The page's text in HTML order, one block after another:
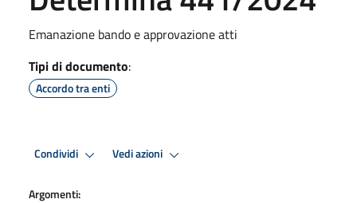
Emanazione bando e approvazione atti
Tipi di documento:
Accordo tra enti
Condividi Vedi azioni
Argomenti: